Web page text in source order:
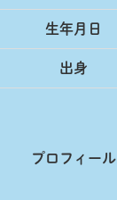
生年月日
出身
プロフィール